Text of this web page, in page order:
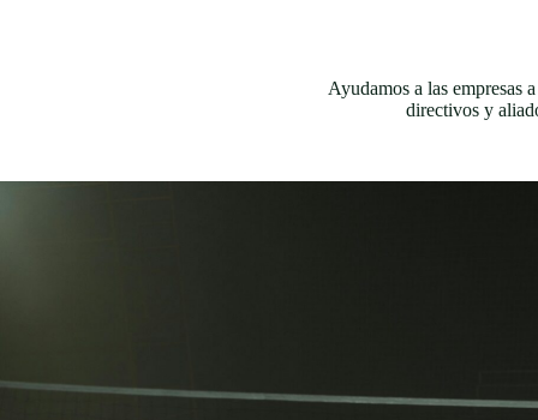
Ayudamos a las empresas
directivos y